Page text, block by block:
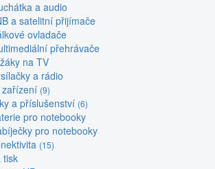
a audio
a satelitní přijímače
ovladače
přehrávače
na TV
a rádio
(9)
a příslušenství (6)
pro notebooky
pro notebooky
(15)
tisk